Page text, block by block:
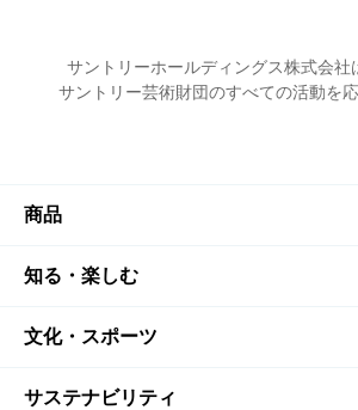
サントリーホールディングス株式会社
サントリー芸術財団のすべての活動を応
商品
商品TOP
商品一覧
商品発売情報
知る・楽しむ
知る・楽しむTOP
キャンペーン
文化・スポーツ
文化・スポーツTOP
サステナビリティ